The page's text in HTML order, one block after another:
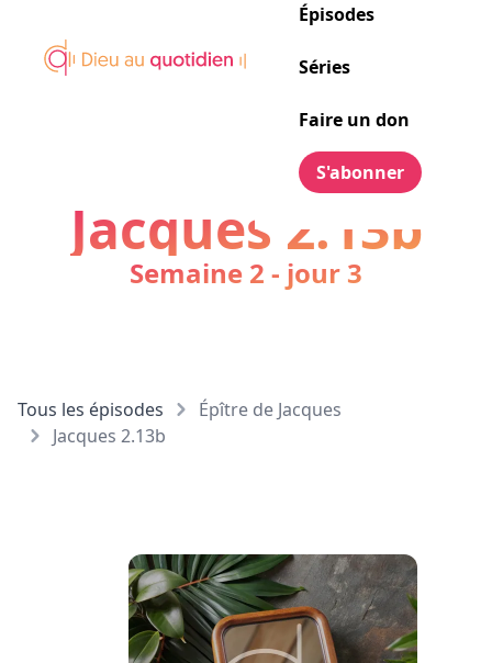
Épisodes
Séries
Faire un don
S'abonner
Jacques 2.13b
Semaine 2 - jour 3
Tous les épisodes
Épître de Jacques
Jacques 2.13b